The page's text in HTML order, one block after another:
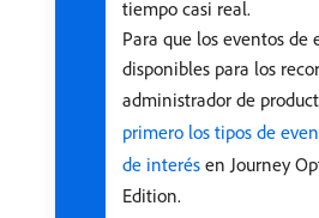
tiempo casi real.
Para que los eventos de
disponibles para los
administrador de
primero los tipos de
de interés en Journey
Edition.